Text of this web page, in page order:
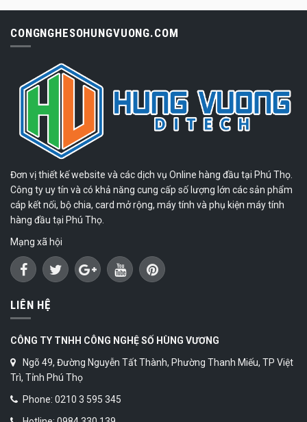
CONGNGHESOHUNGVUONG.COM
Đơn vị thiết kế website và các dịch vụ Online hàng đầu tại Phú Thọ.
Công ty uy tín và có khả năng cung cấp số lượng lớn các sản phẩm
cáp kết nối, bộ chia, card mở rộng, máy tính và phụ kiện máy tính
hàng đầu tại Phú Thọ.
Mạng xã hội
LIÊN HỆ
CÔNG TY TNHH CÔNG NGHỆ SỐ HÙNG VƯƠNG
Ngõ 49, Đường Nguyễn Tất Thành, Phường Thanh Miếu, TP Việt
Trì, Tỉnh Phú Thọ
Phone: 0210 3 595 345